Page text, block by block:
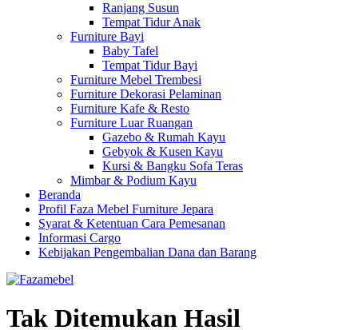
Ranjang Susun
Tempat Tidur Anak
Furniture Bayi
Baby Tafel
Tempat Tidur Bayi
Furniture Mebel Trembesi
Furniture Dekorasi Pelaminan
Furniture Kafe & Resto
Furniture Luar Ruangan
Gazebo & Rumah Kayu
Gebyok & Kusen Kayu
Kursi & Bangku Sofa Teras
Mimbar & Podium Kayu
Beranda
Profil Faza Mebel Furniture Jepara
Syarat & Ketentuan Cara Pemesanan
Informasi Cargo
Kebijakan Pengembalian Dana dan Barang
Tak Ditemukan Hasil